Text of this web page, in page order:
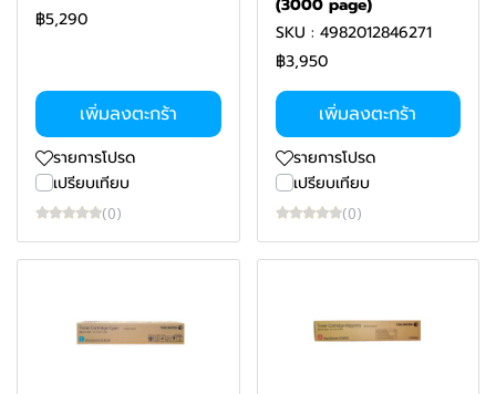
฿5,290
เพิ่มลงตะกร้า
รายการโปรด
เปรียบเทียบ
(0)
(3000 page)
SKU : 4982012846271
฿3,950
เพิ่มลงตะกร้า
รายการโปรด
เปรียบเทียบ
(0)